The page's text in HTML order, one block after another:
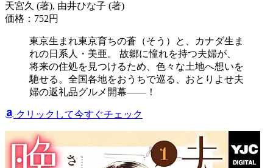
天宮久 (著), 由井ひな子 (著)
価格：752円
東京生まれ東京育ちの蒼（そう）と、カナダ生ま
れの日系人・美亜。 故郷に憧れを持つ夫婦が、
将来の住処を見つけるため、色々な土地へ想いを
馳せる。全国各地をおうちで巡る、おとりよせ夫
婦の返礼品グルメ開幕――！
クリックして今すぐチェック